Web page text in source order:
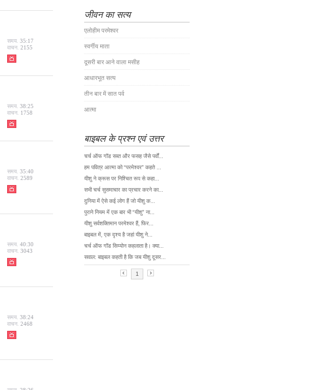
समय. 35:17
वाचन. 2155
समय. 38:25
वाचन. 1758
समय. 35:40
वाचन. 2589
समय. 40:30
वाचन. 3043
समय. 38:24
वाचन. 2468
जीवन का सत्य
एलोहीम परमेश्वर
स्वर्गीय माता
दूसरी बार आने वाला मसीह
आधारभूत सत्य
तीन बार में सात पर्व
आत्मा